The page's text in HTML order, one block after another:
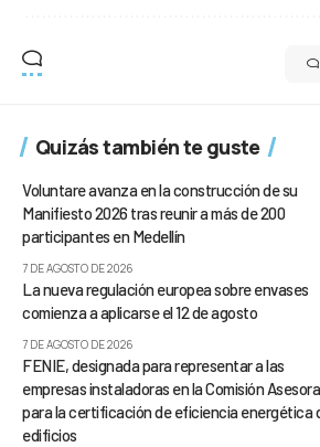
Quizás también te guste
Voluntare avanza en la construcción de su
Manifiesto 2026 tras reunir a más de 200
participantes en Medellín
7 DE AGOSTO DE 2026
La nueva regulación europea sobre envases
comienza a aplicarse el 12 de agosto
7 DE AGOSTO DE 2026
FENIE, designada para representar a las
empresas instaladoras en la Comisión Asesora
para la certificación de eficiencia energética
edificios